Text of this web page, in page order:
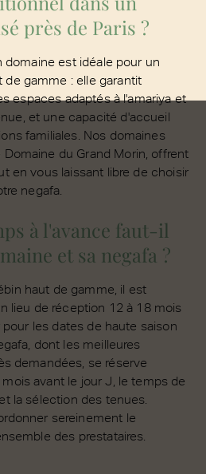
près de Paris ?
domaine est idéale pour un
de gamme : elle garantit
espaces adaptés à l'amariya et
et une capacité d'accueil
familiales. Nos domaines
du Grand Morin, offrent
en vous laissant libre de choisir
negafa.
à l'avance faut-il
et sa negafa ?
haut de gamme, il est
lieu de réception 12 à 18 mois
les dates de haute saison
dont les meilleures
demandées, se réserve
avant le jour J, le temps de
la sélection des tenues.
sereinement le
des prestataires.